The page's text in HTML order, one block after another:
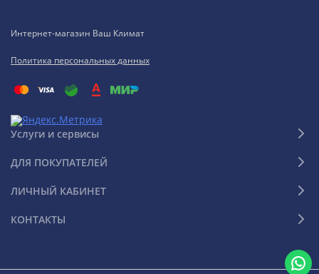
Интернет-магазин Ваш Климат
Политика персональных данных
Услуги и сервисы
ДЛЯ ПОКУПАТЕЛЕЙ
ЛИЧНЫЙ КАБИНЕТ
КОНТАКТЫ